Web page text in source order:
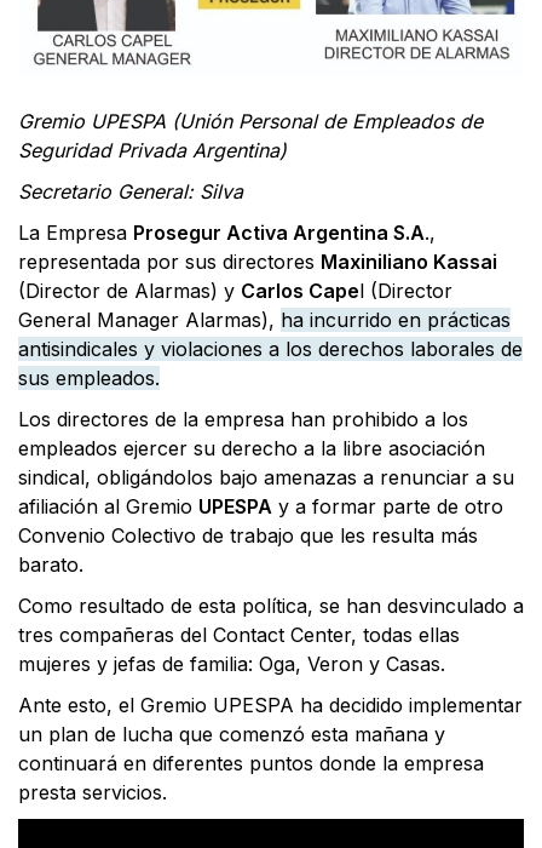
Gremio UPESPA (Unión Personal de Empleados de
Seguridad Privada Argentina)
Secretario General: Silva
La Empresa Prosegur Activa Argentina S.A.,
representada por sus directores Maxiniliano Kassai
(Director de Alarmas) y Carlos Capel (Director
General Manager Alarmas), ha incurrido en prácticas
antisindicales y violaciones a los derechos laborales de
sus empleados.
Los directores de la empresa han prohibido a los
empleados ejercer su derecho a la libre asociación
sindical, obligándolos bajo amenazas a renunciar a su
afiliación al Gremio UPESPA y a formar parte de otro
Convenio Colectivo de trabajo que les resulta más
barato.
Como resultado de esta política, se han desvinculado a
tres compañeras del Contact Center, todas ellas
mujeres y jefas de familia: Oga, Veron y Casas.
Ante esto, el Gremio UPESPA ha decidido implementar
un plan de lucha que comenzó esta mañana y
continuará en diferentes puntos donde la empresa
presta servicios.